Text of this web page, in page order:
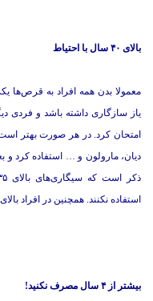
بالای ۴۰ سال با احتیاط
معمولا بدن همه افراد به قرص‌ها
یاز سازگاری داشته باشد و فردی
امتحان کرد. در هر صورت بهتر است
دیان، مارولون و … استفاده كرد
استفاده نکنند. همچنین در افراد بالای ۴۰ سال باید خیلی با احتیاط تجویز شوند.
بیشتر از ۴ سال مصرف نکنید!